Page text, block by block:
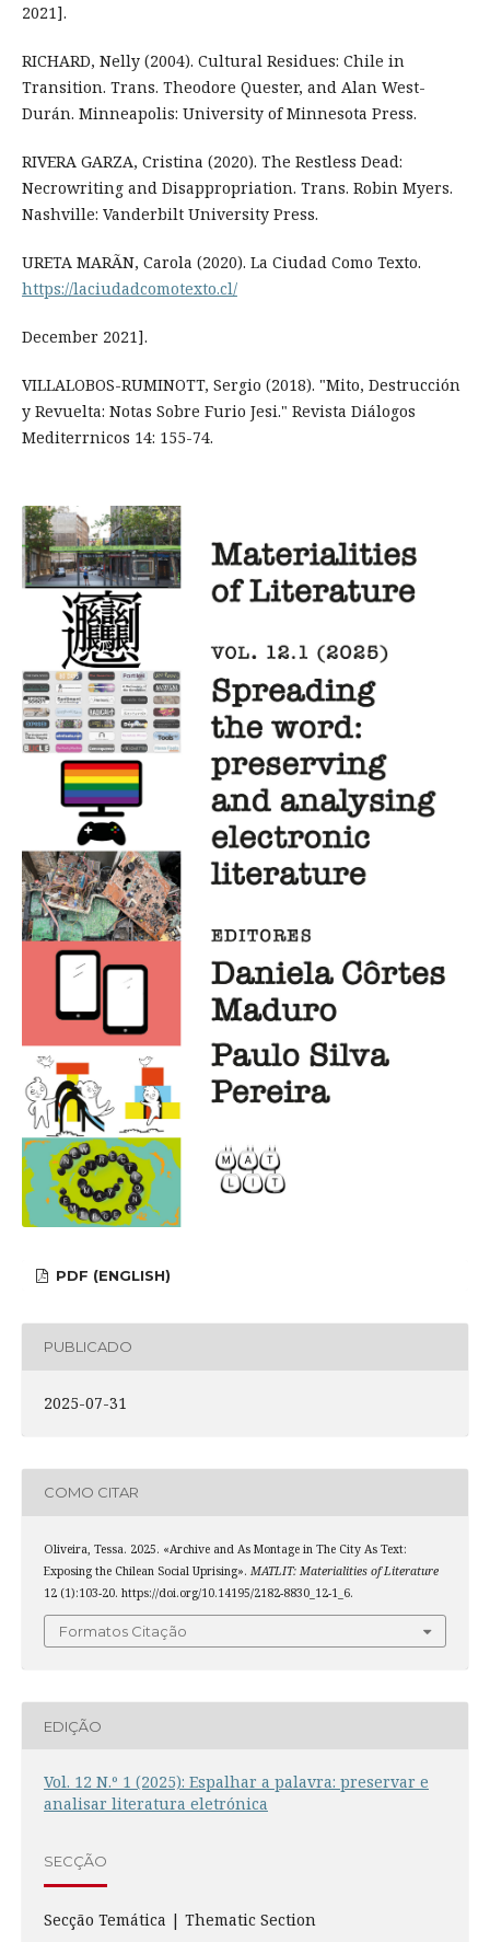
2021].
RICHARD, Nelly (2004). Cultural Residues: Chile in
Transition. Trans. Theodore Quester, and Alan West-
Durán. Minneapolis: University of Minnesota Press.
RIVERA GARZA, Cristina (2020). The Restless Dead:
Necrowriting and Disappropriation. Trans. Robin Myers.
Nashville: Vanderbilt University Press.
URETA MARÃN, Carola (2020). La Ciudad Como Texto.
https://laciudadcomotexto.cl/
December 2021].
VILLALOBOS-RUMINOTT, Sergio (2018). "Mito, Destrucción
y Revuelta: Notas Sobre Furio Jesi." Revista Diálogos
Mediterrnicos 14: 155-74.
PDF (ENGLISH)
PUBLICADO
2025-07-31
COMO CITAR
Oliveira, Tessa. 2025. «Archive and As Montage in The City As Text:
Exposing the Chilean Social Uprising». MATLIT: Materialities of Literature
12 (1):103-20. https://doi.org/10.14195/2182-8830_12-1_6.
Formatos Citação
EDIÇÃO
Vol. 12 N.º 1 (2025): Espalhar a palavra: preservar e
analisar literatura eletrónica
SECÇÃO
Secção Temática | Thematic Section